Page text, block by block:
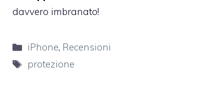
davvero imbranato!
Categorie
iPhone, Recensioni
Tag
protezione